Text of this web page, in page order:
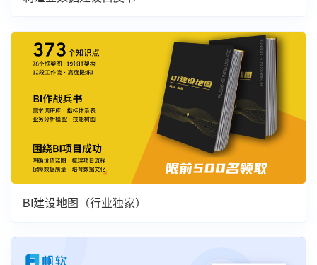
BI建设地图（行业独家）